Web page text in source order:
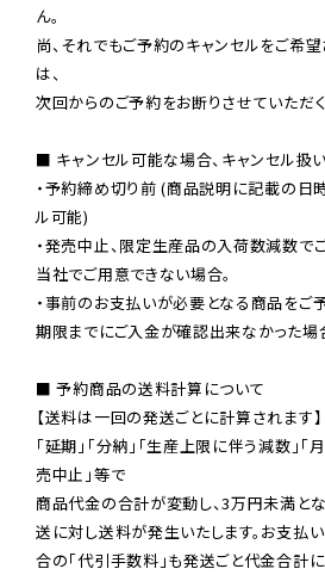
ん。
尚、それでもご予約のキャンセルをご希
は、
次回からのご予約をお断りさせていただく
■ キャンセル可能な場合、キャンセル扱
・予約締め切り前 (商品説明に記載の日
ル可能)
・発売中止、限定生産品の入荷数減数で
当社でご用意できない場合。
・事前のお支払いが必要となる商品をご
期限までにご入金が確認出来なかった場
■ 予約商品の送料計算について
【送料は一回の発送ごとに計算されます】
「延期」「分納」「生産上限に伴う減数」「
売中止」等で
商品代金の合計が変動し、3万円未満と
送に対し送料が発生いたします。お支払